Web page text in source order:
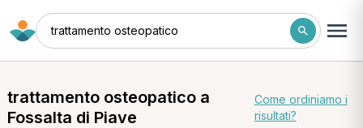
trattamento osteopatico
trattamento osteopatico a
Fossalta di Piave
Come ordiniamo i
risultati?